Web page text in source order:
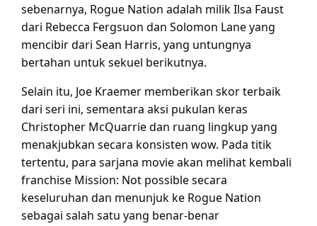
sebenarnya, Rogue Nation adalah milik Ilsa Faust
dari Rebecca Fergsuon dan Solomon Lane yang
mencibir dari Sean Harris, yang untungnya
bertahan untuk sekuel berikutnya.
Selain itu, Joe Kraemer memberikan skor terbaik
dari seri ini, sementara aksi pukulan keras
Christopher McQuarrie dan ruang lingkup yang
menakjubkan secara konsisten wow. Pada titik
tertentu, para sarjana movie akan melihat kembali
franchise Mission: Not possible secara
keseluruhan dan menunjuk ke Rogue Nation
sebagai salah satu yang benar-benar